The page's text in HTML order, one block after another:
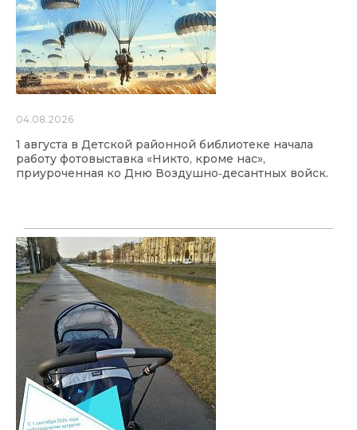
04.08.2026
1 августа в Детской районной библиотеке начала
работу фотовыставка «Никто, кроме нас»,
приуроченная ко Дню Воздушно‑десантных войск.